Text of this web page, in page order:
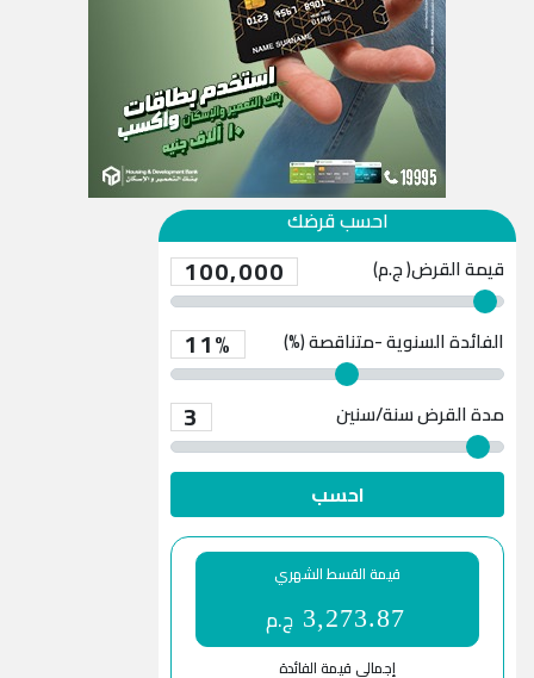
احسب قرضك
قيمة القرض( ج.م) 100,000
الفائدة السنوية -متناقصة (%) 11%
مدة القرض 3 سنة/سنين
احسب
قيمة القسط الشهري
3,273.87 ج.م
إجمالي قيمة الفائدة